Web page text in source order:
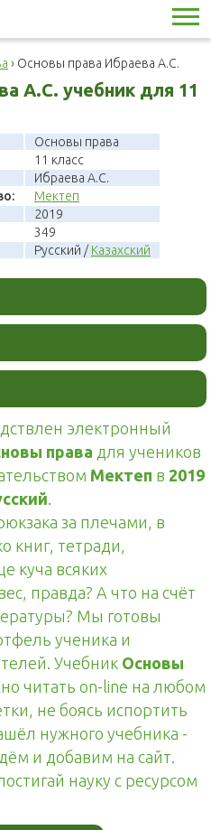
› Основы права Ибраева А.С.
А.С. учебник для 11
Основы права
11 класс
Ибраева А.С.
Мектеп
2019
349
Русский / Казахский
электронный
права для учеников
Мектеп в 2019
.
за плечами, в
книг, тетради,
куча всяких
правда? А что на счёт
Мы готовы
ученика и
Учебник Основы
читать on-line на любом
не боясь испортить
нужного учебника -
и добавим на сайт.
науку с ресурсом